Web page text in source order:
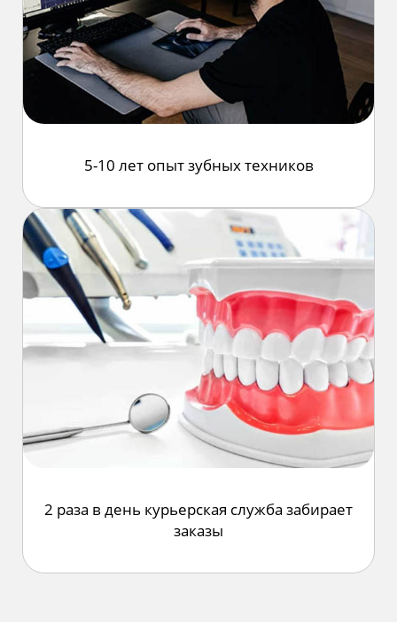
5-10 лет опыт зубныхтехников
2 раза в день курьерская служба забирает
заказы